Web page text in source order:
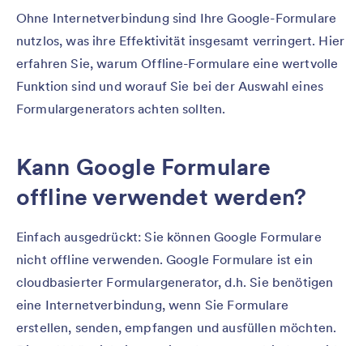
Ohne Internetverbindung sind Ihre Google-Formulare
nutzlos, was ihre Effektivität insgesamt verringert. Hier
erfahren Sie, warum Offline-Formulare eine wertvolle
Funktion sind und worauf Sie bei der Auswahl eines
Formulargenerators achten sollten.
Kann Google Formulare
offline verwendet werden?
Einfach ausgedrückt: Sie können Google Formulare
nicht offline verwenden. Google Formulare ist ein
cloudbasierter Formulargenerator, d.h. Sie benötigen
eine Internetverbindung, wenn Sie Formulare
erstellen, senden, empfangen und ausfüllen möchten.